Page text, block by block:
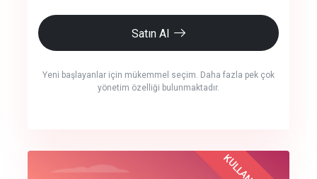
Satın Al
Yeni başlayanlar için mükemmel seçim. Daha fazla pek çok
yönetim özelliği bulunmaktadır.
crm auto cync